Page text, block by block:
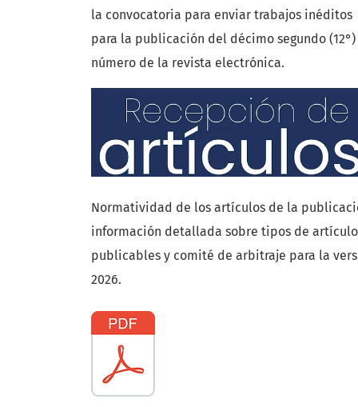
la convocatoria para enviar trabajos inéditos
para la publicación del décimo segundo (12°)
número de la revista electrónica.
Normatividad de los artículos de la
información detallada sobre tipos de
publicables y comité de arbitraje para la
2026.